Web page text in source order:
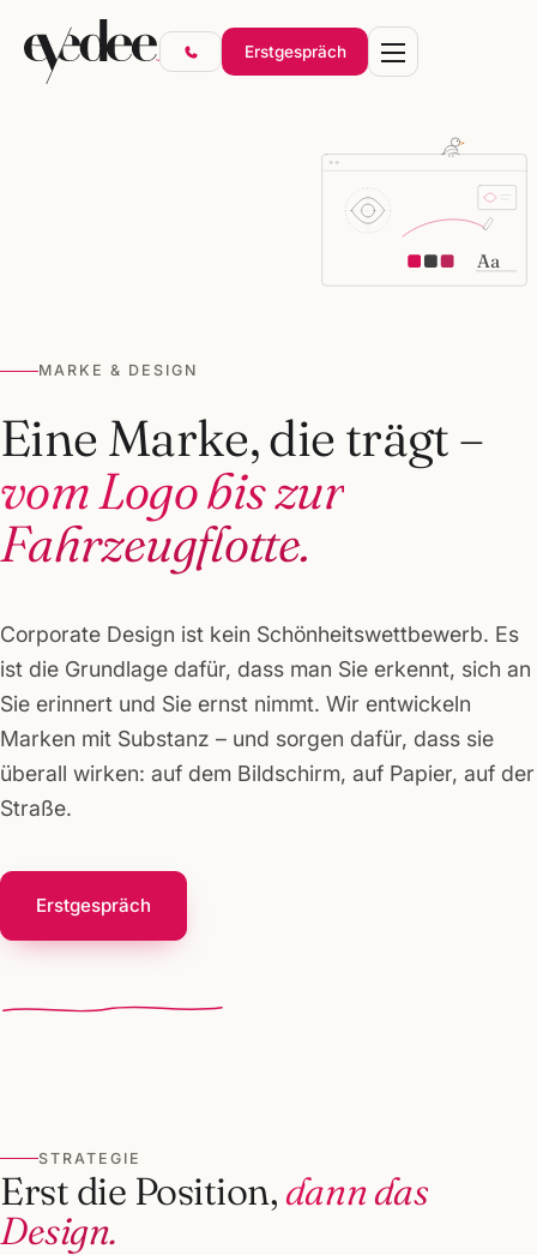
Erstgespräch
MARKE & DESIGN
Eine Marke, die trägt –
vom Logo bis zur
Fahrzeugflotte.
Corporate Design ist kein Schönheitswettbewerb. Es
ist die Grundlage dafür, dass man Sie erkennt, sich an
Sie erinnert und Sie ernst nimmt. Wir entwickeln
Marken mit Substanz – und sorgen dafür, dass sie
überall wirken: auf dem Bildschirm, auf Papier, auf der
Straße.
Erstgespräch
Aa
STRATEGIE
Erst die Position,dann das
Design.